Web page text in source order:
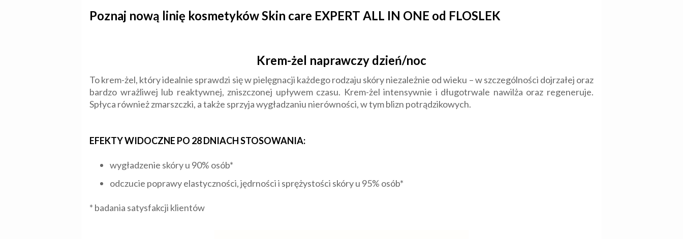
Poznaj nową linię kosmetyków Skin care EXPERT ALL IN ONE od FLOSLEK
Krem-żel naprawczy dzień/noc
To krem-żel, który idealnie sprawdzi się w pielęgnacji każdego rodzaju skóry niezależnie od wieku – w szczególności dojrzałej oraz
bardzo wrażliwej lub reaktywnej, zniszczonej upływem czasu. Krem-żel intensywnie i długotrwale nawilża oraz regeneruje.
Spłyca również zmarszczki, a także sprzyja wygładzaniu nierówności, w tym blizn potrądzikowych.
EFEKTY WIDOCZNE PO 28 DNIACH STOSOWANIA:
wygładzenie skóry u 90% osób*
odczucie poprawy elastyczności, jędrności i sprężystości skóry u 95% osób*
* badania satysfakcji klientów